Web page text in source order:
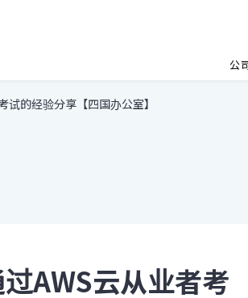
公
试的经验分享【四国办公室】
AWS云从业者考